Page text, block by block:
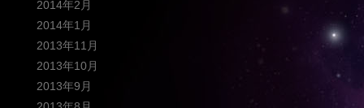
2014年2月
2014年1月
2013年11月
2013年10月
2013年9月